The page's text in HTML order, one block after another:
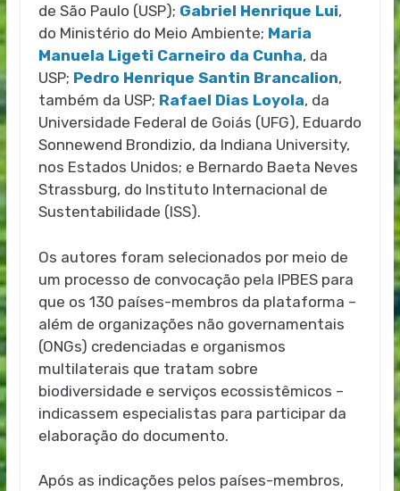
de São Paulo (USP); Gabriel Henrique Lui,
do Ministério do Meio Ambiente; Maria
Manuela Ligeti Carneiro da Cunha, da
USP; Pedro Henrique Santin Brancalion,
também da USP; Rafael Dias Loyola, da
Universidade Federal de Goiás (UFG), Eduardo
Sonnewend Brondizio, da Indiana University,
nos Estados Unidos; e Bernardo Baeta Neves
Strassburg, do Instituto Internacional de
Sustentabilidade (ISS).
Os autores foram selecionados por meio de
um processo de convocação pela IPBES para
que os 130 países-membros da plataforma –
além de organizações não governamentais
(ONGs) credenciadas e organismos
multilaterais que tratam sobre
biodiversidade e serviços ecossistêmicos –
indicassem especialistas para participar da
elaboração do documento.
Após as indicações pelos países-membros,